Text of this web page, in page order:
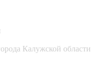
Калужской области